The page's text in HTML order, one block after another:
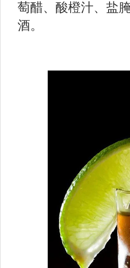
萄醋、酸橙汁、盐
酒。